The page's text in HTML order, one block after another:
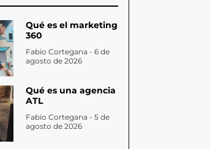
Qué es el marketing
360
Fabio Cortegana 6 de
agosto de 2026
Qué es una agencia
ATL
Fabio Cortegana 5 de
agosto de 2026